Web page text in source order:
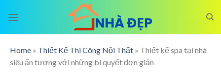
Home » Thiết Kế Thi Công Nội Thất » Thiết kế spa tại nhà
siêu ấn tượng với những bí quyết đơn giản